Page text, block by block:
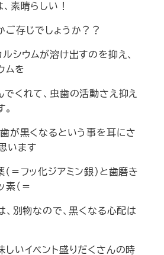
素晴らしい！
ご存じでしょうか？？
シウムが溶け出すのを抑え、
ムを
でくれて、虫歯の活動さえ抑え
歯が黒くなるという事を耳にさ
います
＝フッ化ジアミン銀）と歯磨き
素（＝
、別物なので、黒くなる心配は
しいイベント盛りだくさんの時